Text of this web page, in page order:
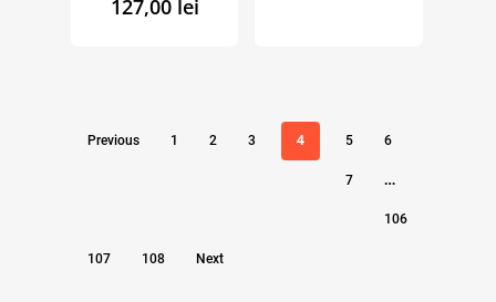
127,00 lei
Previous 1 2 3 4 5 6
7 …
106
107 108 Next